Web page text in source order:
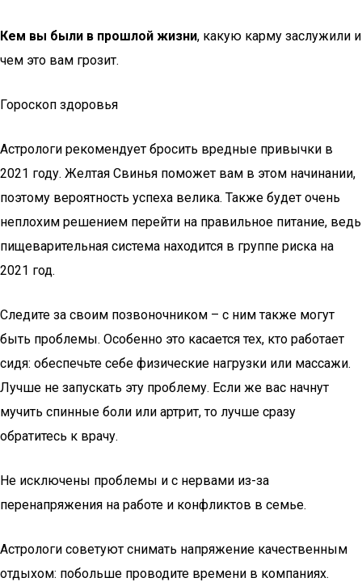
Кем вы были в прошлой жизни, какую карму заслужили и
чем это вам грозит.
Гороскоп здоровья
Астрологи рекомендует бросить вредные привычки в
2021 году. Желтая Свинья поможет вам в этом начинании,
поэтому вероятность успеха велика. Также будет очень
неплохим решением перейти на правильное питание, ведь
пищеварительная система находится в группе риска на
2021 год.
Следите за своим позвоночником – с ним также могут
быть проблемы. Особенно это касается тех, кто работает
сидя: обеспечьте себе физические нагрузки или массажи.
Лучше не запускать эту проблему. Если же вас начнут
мучить спинные боли или артрит, то лучше сразу
обратитесь к врачу.
Не исключены проблемы и с нервами из-за
перенапряжения на работе и конфликтов в семье.
Астрологи советуют снимать напряжение качественным
отдыхом: побольше проводите времени в компаниях.